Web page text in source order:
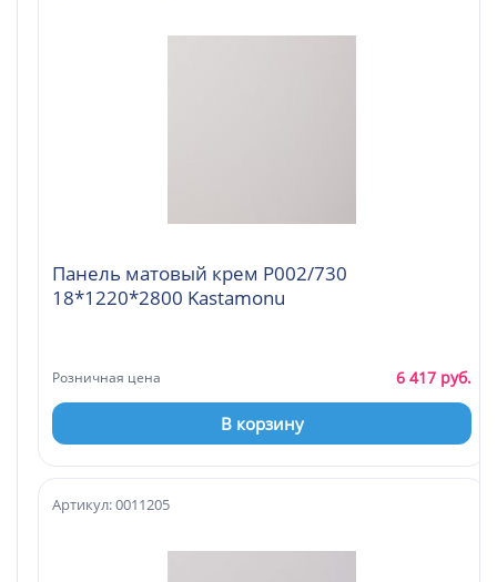
Панель матовый крем Р002/730
18*1220*2800 Kastamonu
Розничная цена 6 417 руб.
В корзину
Артикул: 0011205